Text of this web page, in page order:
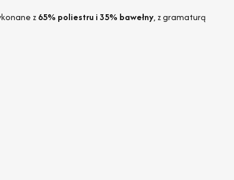
z65% poliestru i 35% bawełny, z gramaturą